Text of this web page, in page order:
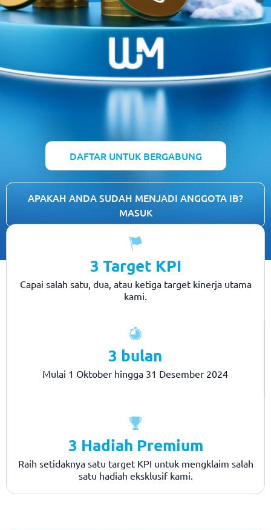
DAFTAR UNTUK BERGABUNG
APAKAH ANDA SUDAH MENJADI ANGGOTA IB?
MASUK
*Syarat dan Ketentuan Berlaku
3 Target KPI
Capai salah satu, dua, atau ketiga target kinerja utama
kami.
3 bulan
Mulai 1 Oktober hingga 31 Desember 2024
3 Hadiah Premium
Raih setidaknya satu target KPI untuk mengklaim salah
satu hadiah eksklusif kami.